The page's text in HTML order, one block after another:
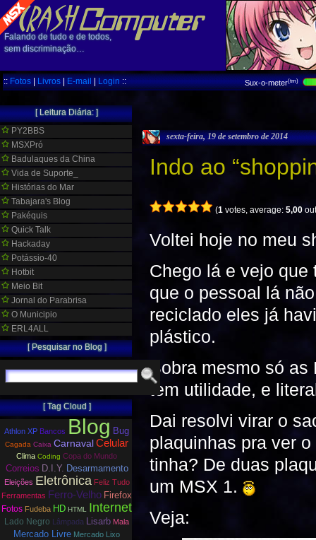
Falando de tudo e de todos,
sem discriminação…
::Fotos|Livros|E-mail|Login:: Sux-o-meter(tm)
sexta-feira, 19 de setembro de 2014
Indo ao
(1 votes, average:5,00
Voltei hoje no meu
Chego lá e vejo
que o pessoal lá
reciclado eles já
plástico.
Sobra mesmo só as
tem utilidade, e
Dai resolvi virar o
plaquinhas pra ver
tinha? De duas
um MSX 1.
Veja:
[ Leitura Diária: ]
PY2BBS
MSXPró
Badulaques da China
Vida de Suporte_
Histórias do Mar
Tabajara's Blog
Pakéquis
Quick Talk
Hackaday
Potássio-40
Hotbit
Meio Bit
Jornal do Parabrisa
O Municipio
ERL4ALL
[ Pesquisar no Blog ]
[ Tag Cloud ]
Athlon XP Bancos Blog Bug
Cagada Caixa CarnavalCelular
Clima Coding Copa do Mundo
Correios D.I.Y. Desarmamento
Eleições Eletrônica Feliz Tudo
Ferramentas Ferro-Velho Firefox
Fotos Fudeba HD HTML Internet
Lado Negro Lâmpada Lisarb Mala
Mercado Livre Mercado Lixo